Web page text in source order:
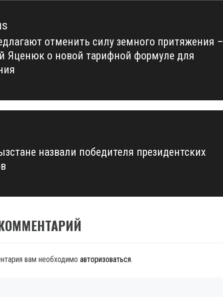
отменить силу земного притяжения –
Яценюк о новой тарифной формуле для
назвали победителя президентских
вам необходимо авторизоваться.